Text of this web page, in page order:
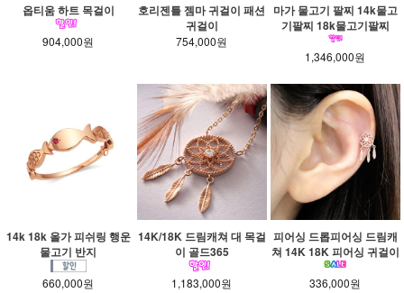
옵티움 하트 목걸이
904,000원
호리젠틀 젬마 귀걸이 패션
귀걸이
754,000원
마가 물고기 팔찌 14k물고
기팔찌 18k물고기팔찌
1,346,000원
14k 18k 올가 피쉬링 행운
물고기 반지
660,000원
14K/18K 드림캐쳐 대 목걸
이 골드365
1,183,000원
피어싱 드롭피어싱 드림캐
쳐 14K 18K 피어싱 귀걸이
336,000원